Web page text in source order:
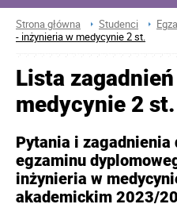
Strona główna Studenci
- inżynieria w medycynie 2 st.
Lista
medycynie 2 st.
Pytania i zagadnienia
egzaminu
inżynieria w
akademickim 2023/